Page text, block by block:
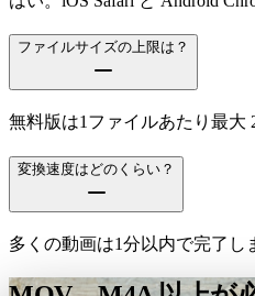
ファイルサイズの上限は？
無料版は1ファイルあたり最大
変換速度はどのくらい？
多くの動画は1分以内で完了し